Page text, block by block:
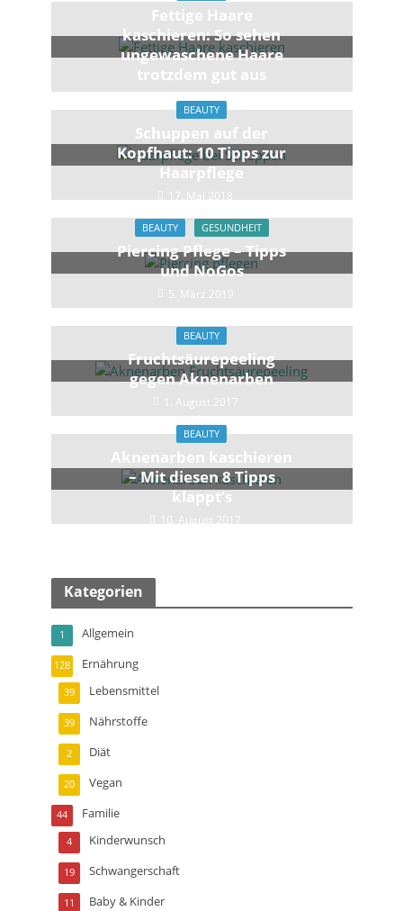
Fettige Haare
kaschieren: So sehen
ungewaschene Haare
trotzdem gut aus
1. Februar 2018
BEAUTY
Schuppen auf der
Kopfhaut: 10 Tipps zur
Haarpflege
17. Mai 2018
BEAUTY GESUNDHEIT
Piercing Pflege – Tipps
und NoGos
5. März 2019
BEAUTY
Fruchtsäurepeeling
gegen Aknenarben
1. August 2017
BEAUTY
Aknenarben kaschieren
– Mit diesen 8 Tipps
klappt’s
10. August 2017
Kategorien
Allgemein
1
Ernährung
128
Lebensmittel
39
Nährstoffe
39
Diät
2
Vegan
20
Familie
44
Kinderwunsch
4
Schwangerschaft
19
Baby & Kinder
11